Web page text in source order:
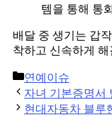
템을 통해 통
배달 중 생기는 갑
착하고 신속하게
Categories
연예이슈
Post
navigation
자녀 기본증명서
현대자동차 블루